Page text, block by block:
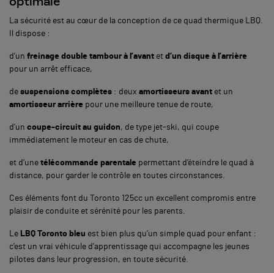
La sécurité est au cœur de la conception de ce quad thermique LBQ.
Il dispose :
d’un freinage double tambour à l’avant et d’un disque à l’arrière
pour un arrêt efficace,
de suspensions complètes : deux amortisseurs avant et un
amortisseur arrière pour une meilleure tenue de route,
d’un coupe-circuit au guidon, de type jet-ski, qui coupe
immédiatement le moteur en cas de chute,
et d’une télécommande parentale permettant d’éteindre le quad à
distance, pour garder le contrôle en toutes circonstances.
Ces éléments font du Toronto 125cc un excellent compromis entre
plaisir de conduite et sérénité pour les parents.
Le LBQ Toronto bleu est bien plus qu’un simple quad pour enfant :
c’est un vrai véhicule d’apprentissage qui accompagne les jeunes
pilotes dans leur progression, en toute sécurité.